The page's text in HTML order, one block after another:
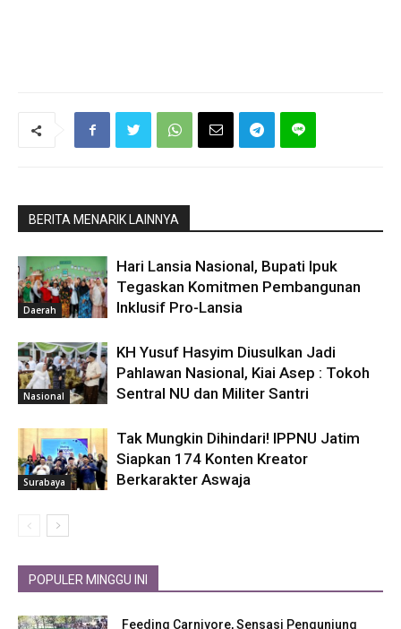
BERITA MENARIK LAINNYA
Daerah
Hari Lansia Nasional, Bupati Ipuk
Tegaskan Komitmen Pembangunan
Inklusif Pro-Lansia
Nasional
KH Yusuf Hasyim Diusulkan Jadi
Pahlawan Nasional, Kiai Asep : Tokoh
Sentral NU dan Militer Santri
Surabaya
Tak Mungkin Dihindari! IPPNU Jatim
Siapkan 174 Konten Kreator
Berkarakter Aswaja
POPULER MINGGU INI
Feeding Carnivore, Sensasi Pengunjung